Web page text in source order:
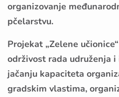
organizovanje
pčelarstvu.
Projekat „Zelene
održivost rada udruženja
jačanju kapaciteta
gradskim vlastima,